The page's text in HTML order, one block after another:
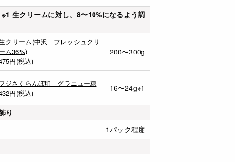
クリームに対し、8〜10%になるよう調
クリーム(中沢 フレッシュクリ
ーム36%)
円(税込)
200〜300g
フジさくらんぼ印 グラニュー糖
円(税込)
16〜24g※1
り
1パック程度